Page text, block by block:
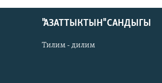
"АЗАТТЫКТЫН" САНДЫГЫ
Тилим - дилим